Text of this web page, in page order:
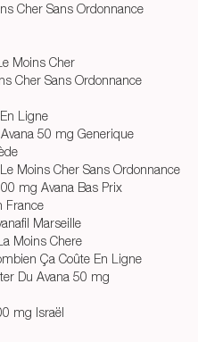
Cher Sans Ordonnance
Moins Cher
Cher Sans Ordonnance
Ligne
50 mg Generique
Moins Cher Sans Ordonnance
mg Avana Bas Prix
France
Marseille
Moins Chere
Ça Coûte En Ligne
Du Avana 50 mg
mg Israël